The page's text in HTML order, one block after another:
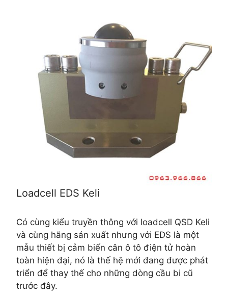
Loadcell EDS Keli
Có cùng kiểu truyền thông với loadcell QSD Keli
và cùng hãng sản xuất nhưng với EDS là một
mẫu thiết bị cảm biến cân ô tô điện tử hoàn
toàn hiện đại, nó là thế hệ mới đang được phát
triển để thay thế cho những dòng cầu bi cũ
trước đây.